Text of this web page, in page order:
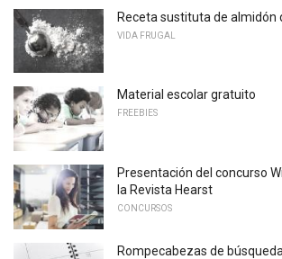
Receta sustituta de almidón
VIDA FRUGAL
Material escolar gratuito
FREEBIES
Presentación del concurso
la Revista Hearst
CONCURSOS
Rompecabezas de